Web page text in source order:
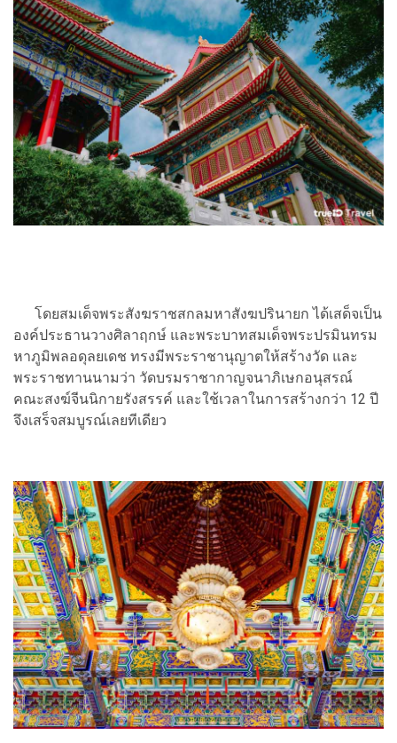
โดยสมเด็จพระสังฆราชสกลมหาสังฆปรินายก ได้เสด็จเป็น
องค์ประธานวางศิลาฤกษ์ และพระบาทสมเด็จพระปรมินทรม
หาภูมิพลอดุลยเดช ทรงมีพระราชานุญาตให้สร้างวัด และ
พระราชทานนามว่า วัดบรมราชากาญจนาภิเษกอนุสรณ์
คณะสงฆ์จีนนิกายรังสรรค์ และใช้เวลาในการสร้างกว่า 12 ปี
จึงเสร็จสมบูรณ์เลยทีเดียว